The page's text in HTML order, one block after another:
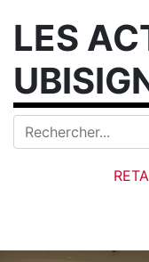
LES